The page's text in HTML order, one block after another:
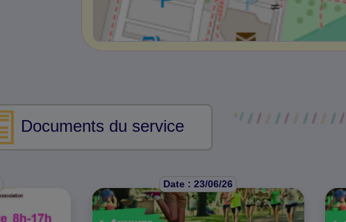
Documents du service
Date : 23/06/26